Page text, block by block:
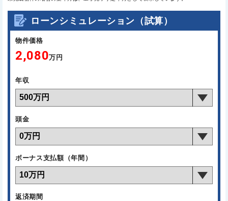
ローンシミュレーション（試算）
物件価格
2,080万円
年収
頭金
ボーナス支払額（年間）
返済期間